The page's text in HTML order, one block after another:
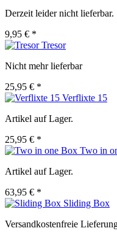
Derzeit leider nicht lieferbar.
9,95 € *
Tresor
Nicht mehr lieferbar
25,95 € *
Verflixte 15
Artikel auf Lager.
25,95 € *
Two in
Artikel auf Lager.
63,95 € *
Sliding Box
Versandkostenfreie